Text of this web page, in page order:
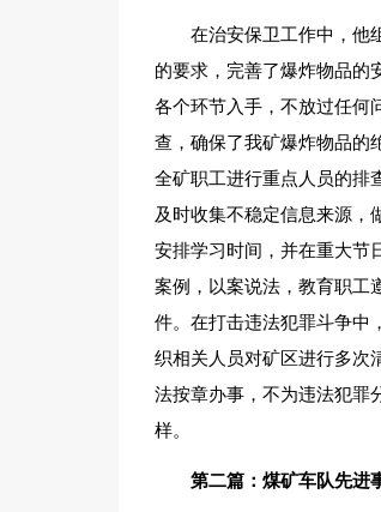
在治安保卫工作中，他
的要求，完善了爆炸物品的
各个环节入手，不放过任何
查，确保了我矿爆炸物品的
全矿职工进行重点人员的排
及时收集不稳定信息来源，
安排学习时间，并在重大节
案例，以案说法，教育职工
件。在打击违法犯罪斗争中
织相关人员对矿区进行多次
法按章办事，不为违法犯罪
样。
第二篇：煤矿车队先进